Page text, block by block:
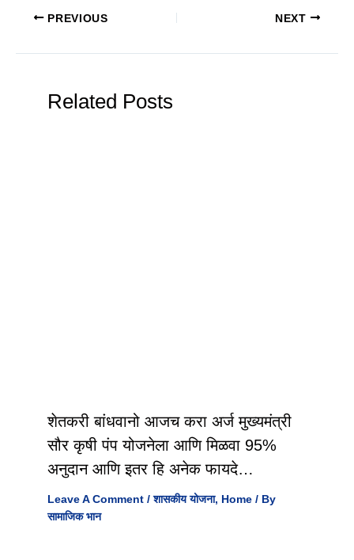
PREVIOUS NEXT
Related Posts
शेतकरी बांधवानो आजच करा अर्ज मुख्यमंत्री
सौर कृषी पंप योजनेला आणि मिळवा 95%
अनुदान आणि इतर हि अनेक फायदे…
Leave A Comment /शासकीय योजना, Home / By
सामाजिक भान